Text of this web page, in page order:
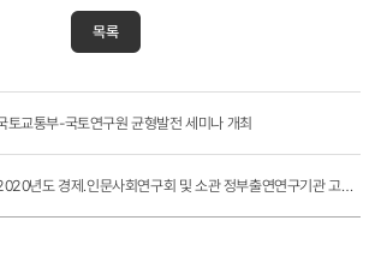
목록
토교통부-국토연구원 균형발전 세미나 개최
2020년도 경제․인문사회연구회 및 소관 정부출연연구기관 고객만족도 주간사업자 선정 공고